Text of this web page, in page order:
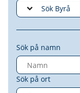
Sök på namn
Sök på ort